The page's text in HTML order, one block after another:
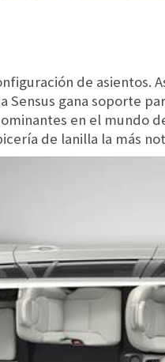
de asientos.
Sensus gana soporte
en el mundo
de lanilla la más